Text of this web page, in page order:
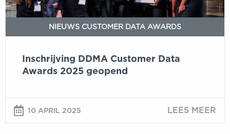
NIEUWS CUSTOMER DATA AWARDS
Inschrijving DDMA Customer Data
Awards 2025 geopend
10 APRIL 2025 LEES MEER